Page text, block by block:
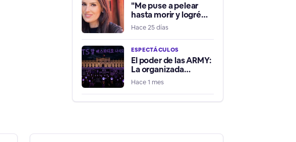
"Me puse a pelear
hasta morir y logré
quitar una pistola":
Adriana Barrientos
relata violento robo
de su vehículo
Hace 25 días
ESPECTÁCULOS
El poder de las ARMY:
La organizada
comunidad detrás de
la presión por traer a
BTS a Chile
Hace 1 mes